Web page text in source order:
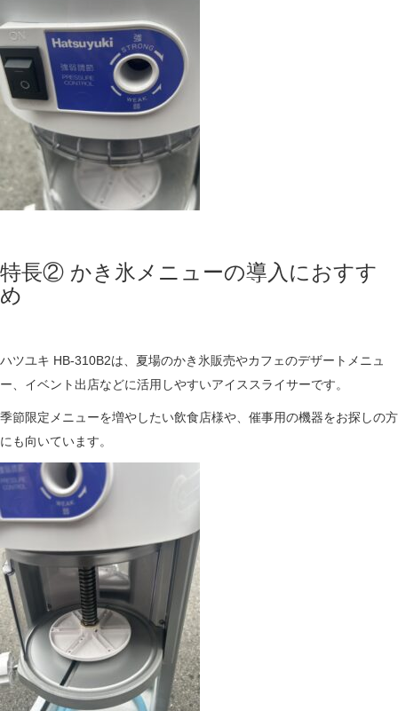
特長② かき氷メニューの導入におすす
め
ハツユキ HB-310B2は、夏場のかき氷販売やカフェのデザートメニュ
ー、イベント出店などに活用しやすいアイススライサーです。
季節限定メニューを増やしたい飲食店様や、催事用の機器をお探しの方
にも向いています。